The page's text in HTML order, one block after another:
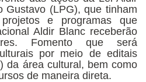
Gustavo (LPG), que tinham
e programas que
Aldir Blanc receberão
Fomento que será
por meio de editais
da área cultural, bem como
de maneira direta.